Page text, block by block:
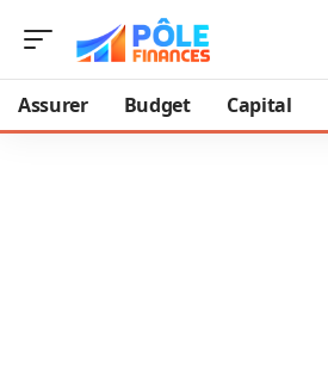
Assurer Budget Capital